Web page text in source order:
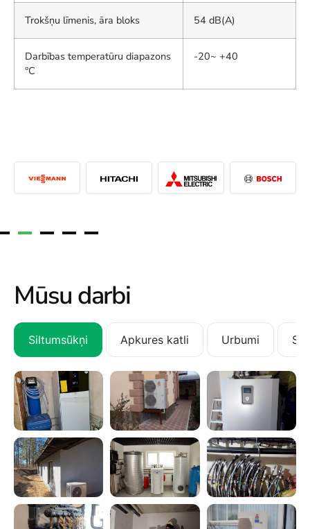
Trokšņu līmenis, āra bloks 54 dB(A)
Darbības temperatūru diapazons
°C
-20~ +40
Mūsu darbi
Siltumsūkņi Apkures katli Urbumi